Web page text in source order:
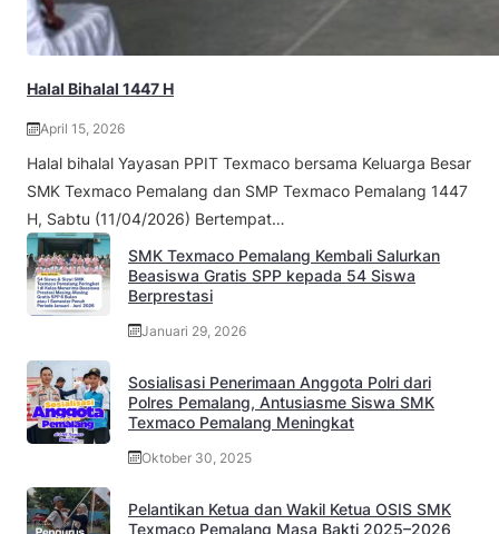
Halal Bihalal 1447 H
April 15, 2026
Halal bihalal Yayasan PPIT Texmaco bersama Keluarga Besar
SMK Texmaco Pemalang dan SMP Texmaco Pemalang 1447
H, Sabtu (11/04/2026) Bertempat…
SMK Texmaco Pemalang Kembali Salurkan
Beasiswa Gratis SPP kepada 54 Siswa
Berprestasi
Januari 29, 2026
Sosialisasi Penerimaan Anggota Polri dari
Polres Pemalang, Antusiasme Siswa SMK
Texmaco Pemalang Meningkat
Oktober 30, 2025
Pelantikan Ketua dan Wakil Ketua OSIS SMK
Texmaco Pemalang Masa Bakti 2025–2026